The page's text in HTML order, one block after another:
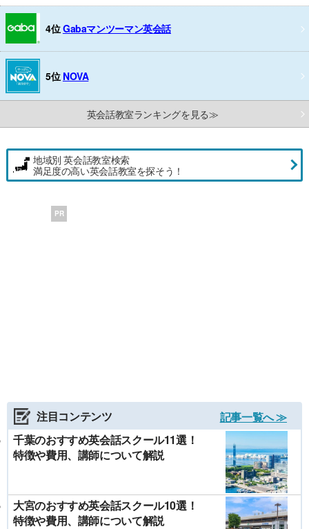
4位Gabaマンツーマン英会話
5位 NOVA
英会話教室ランキングを見る≫
地域別 英会話教室検索
満足度の高い英会話教室を探そう！
PR
注目コンテンツ
記事一覧へ ≫
千葉のおすすめ英会話スクール11選！
特徴や費用、講師について解説
大宮のおすすめ英会話スクール10選！
特徴や費用、講師について解説